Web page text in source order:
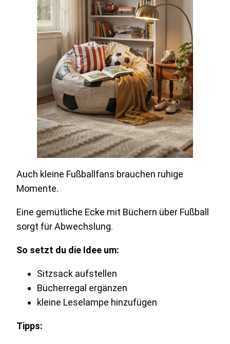
Auch kleine Fußballfans brauchen ruhige
Momente.
Eine gemütliche Ecke mit Büchern über Fußball
sorgt für Abwechslung.
So setzt du die Idee um:
Sitzsack aufstellen
Bücherregal ergänzen
kleine Leselampe hinzufügen
Tipps: